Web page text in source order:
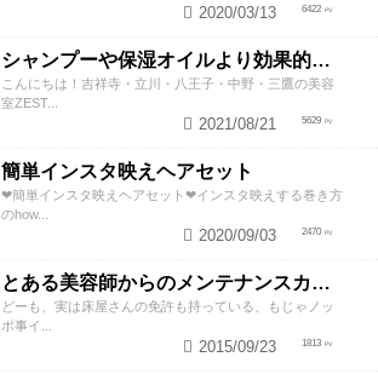
6422
2020/03/13
シャンプーや保湿オイルより効果的！？美容師が教える頭皮の臭い＆乾燥ケアとは
こんにちは！吉祥寺・立川・八王子・中野・三鷹の美容
室ZEST...
5629
2021/08/21
簡単インスタ映えヘアセット
❤︎簡単インスタ映えヘアセット❤︎インスタ映えする巻き方
のhow...
2470
2020/09/03
とある美容師からのメンテナンスカットのススメ
どーも、実は床屋さんの免許も持っている、もじゃノッ
ポ事イ...
1813
2015/09/23